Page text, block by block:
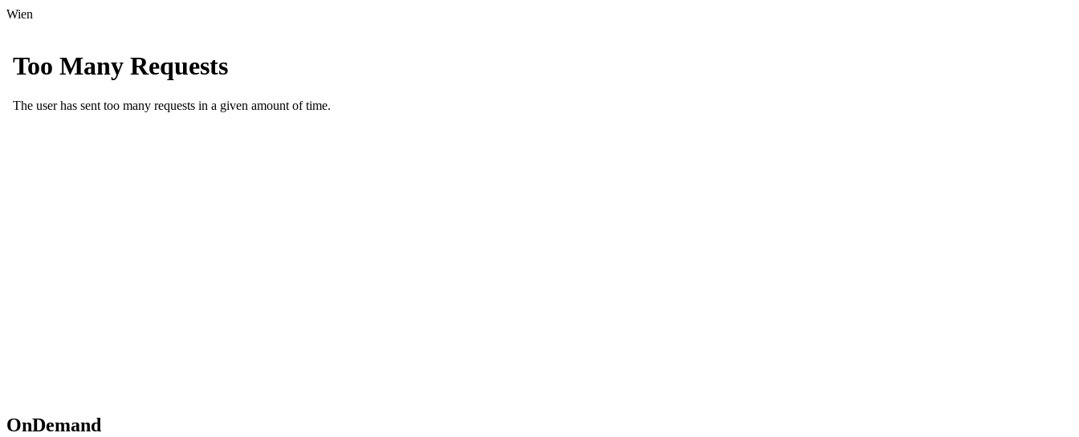
Wien
OnDemand